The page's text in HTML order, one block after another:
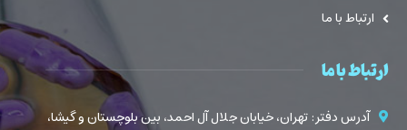
ارتباط با ما
ارتباط با ما
آدرس دفتر : تهران، خیابان جلال آل احمد، بین بلوچستان و گیشا،